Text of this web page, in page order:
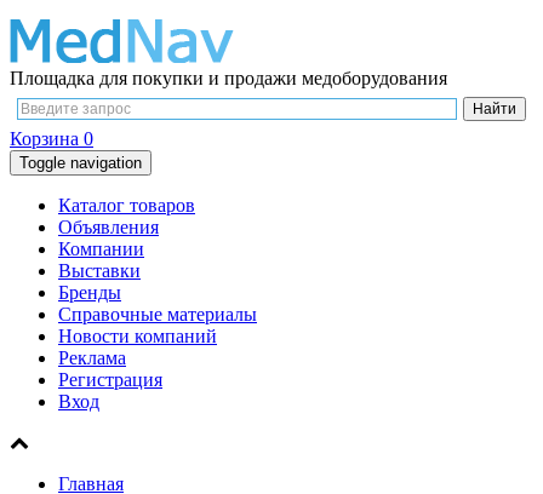
Площадка для покупки и продажи медоборудования
Корзина 0
Toggle navigation
Каталог товаров
Объявления
Компании
Выставки
Бренды
Справочные материалы
Новости компаний
Реклама
Регистрация
Вход
Главная